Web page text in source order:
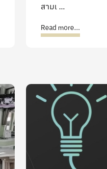
สามเ ...
Read more...